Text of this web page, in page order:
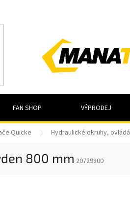
FAN SHOP VÝPRODEJ
Quicke Hydraulické okruhy,
800 mm 20729800